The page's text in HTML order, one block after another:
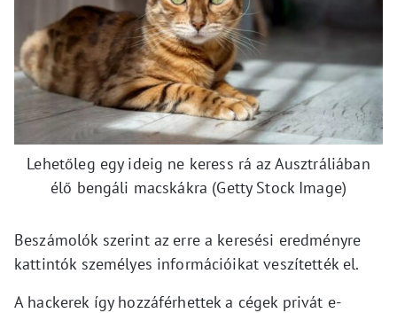
Lehetőleg egy ideig ne keress rá az Ausztráliában
élő bengáli macskákra (Getty Stock Image)
Beszámolók szerint az erre a keresési eredményre
kattintók személyes információikat veszítették el.
A hackerek így hozzáférhettek a cégek privát e-